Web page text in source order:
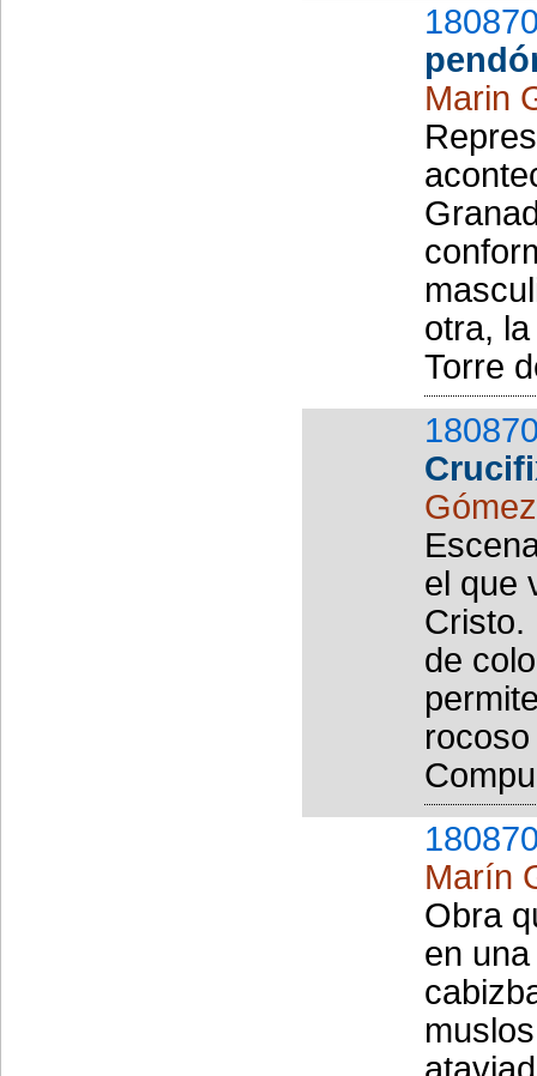
Marin
otra,
Torre
el que
Cristo.
de
Marín
Obra
en